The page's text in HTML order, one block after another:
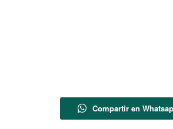
Compartir en